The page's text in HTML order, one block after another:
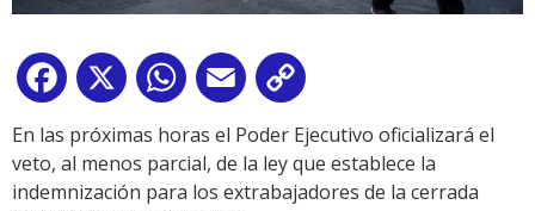
Facebook
X WhatsApp
Email
Link
En las próximas horas el Poder Ejecutivo oficializará el
veto, al menos parcial, de la ley que establece la
indemnización para los extrabajadores de la cerrada